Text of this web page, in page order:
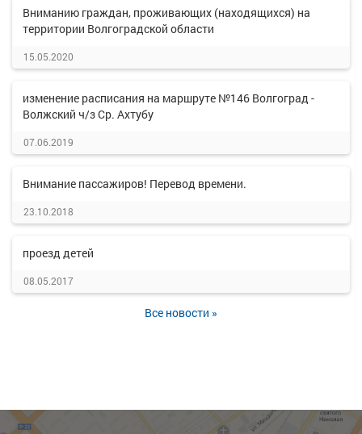
Вниманию граждан, проживающих (находящихся) на
территории Волгоградской области
15.05.2020
изменение расписания на маршруте №146 Волгоград -
Волжский ч/з Ср. Ахтубу
07.06.2019
Внимание пассажиров! Перевод времени.
23.10.2018
проезд детей
08.05.2017
Все новости »